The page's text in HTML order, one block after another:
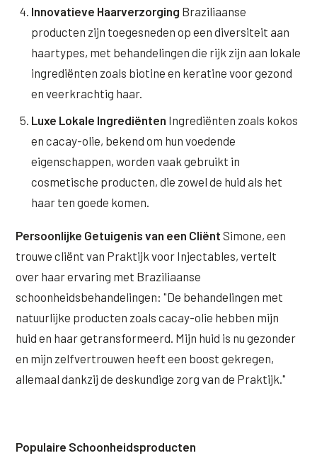
Innovatieve Haarverzorging Braziliaanse
producten zijn toegesneden op een diversiteit aan
haartypes, met behandelingen die rijk zijn aan lokale
ingrediënten zoals biotine en keratine voor gezond
en veerkrachtig haar.
Luxe Lokale Ingrediënten Ingrediënten zoals kokos
en cacay-olie, bekend om hun voedende
eigenschappen, worden vaak gebruikt in
cosmetische producten, die zowel de huid als het
haar ten goede komen.
Persoonlijke Getuigenis van een Cliënt Simone, een
trouwe cliënt van Praktijk voor Injectables, vertelt
over haar ervaring met Braziliaanse
schoonheidsbehandelingen: "De behandelingen met
natuurlijke producten zoals cacay-olie hebben mijn
huid en haar getransformeerd. Mijn huid is nu gezonder
en mijn zelfvertrouwen heeft een boost gekregen,
allemaal dankzij de deskundige zorg van de Praktijk."
Populaire Schoonheidsproducten